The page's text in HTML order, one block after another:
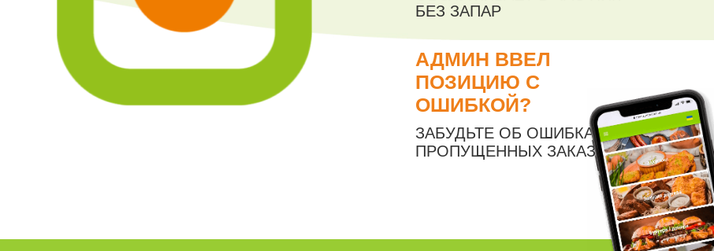
БЕЗ ЗАПАР
АДМИН ВВЕЛ
ПОЗИЦИЮ С
ОШИБКОЙ?
ЗАБУДЬТЕ ОБ ОШИБКАХ И
ПРОПУЩЕННЫХ ЗАКАЗАХ